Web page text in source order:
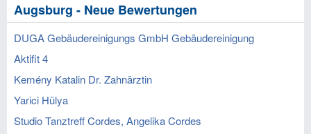
Augsburg - Neue Bewertungen
DUGA Gebäudereinigungs GmbH Gebäudereinigung
Aktifit 4
Kemény Katalin Dr. Zahnärztin
Yarici Hülya
Studio Tanztreff Cordes, Angelika Cordes